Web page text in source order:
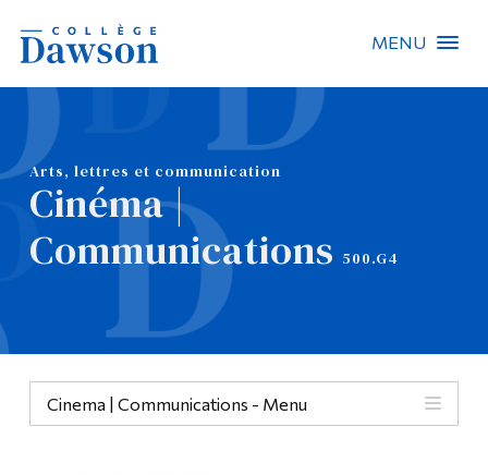
MENU
Arts, lettres et communication
Cinéma |
Communications 500.G4
Cinema | Communications - Menu
Recherche sur le site
Recherche de personnes
À propos de Dawson
Omnivox
Liens rapides